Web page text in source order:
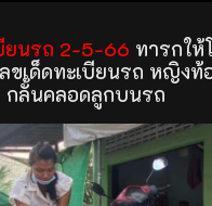
ยนรถ 2-5-66 ทารกให้
ขเด็ดทะเบียนรถ หญิงท้
กลั้นคลอดลูกบนรถ